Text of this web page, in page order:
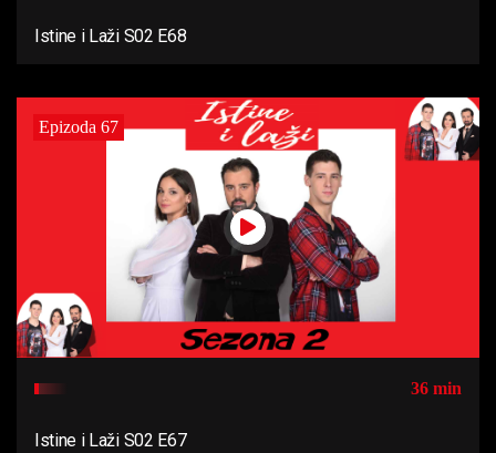
Istine i Laži S02 E68
Epizoda 67
36 min
Istine i Laži S02 E67